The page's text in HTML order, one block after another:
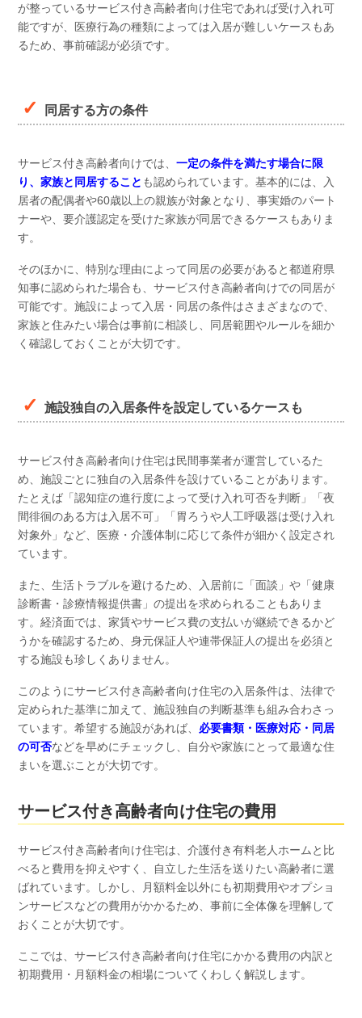
が整っているサービス付き高齢者向け住宅であれば受け入れ可
能ですが、医療行為の種類によっては入居が難しいケースもあ
るため、事前確認が必須です。
同居する方の条件
サービス付き高齢者向けでは、 一定の条件を満たす場合に限
り、家族と同居すること も認められています。基本的には、入
居者の配偶者や60歳以上の親族が対象となり、事実婚のパート
ナーや、要介護認定を受けた家族が同居できるケースもありま
す。
そのほかに、特別な理由によって同居の必要があると都道府県
知事に認められた場合も、サービス付き高齢者向けでの同居が
可能です。施設によって入居・同居の条件はさまざまなので、
家族と住みたい場合は事前に相談し、同居範囲やルールを細か
く確認しておくことが大切です。
施設独自の入居条件を設定しているケースも
サービス付き高齢者向け住宅は民間事業者が運営しているた
め、施設ごとに独自の入居条件を設けていることがあります。
たとえば「認知症の進行度によって受け入れ可否を判断」「夜
間徘徊のある方は入居不可」「胃ろうや人工呼吸器は受け入れ
対象外」など、医療・介護体制に応じて条件が細かく設定され
ています。
また、生活トラブルを避けるため、入居前に「面談」や「健康
診断書・診療情報提供書」の提出を求められることもありま
す。経済面では、家賃やサービス費の支払いが継続できるかど
うかを確認するため、身元保証人や連帯保証人の提出を必須と
する施設も珍しくありません。
このようにサービス付き高齢者向け住宅の入居条件は、法律で
定められた基準に加えて、施設独自の判断基準も組み合わさっ
ています。希望する施設があれば、 必要書類・医療対応・同居
の可否などを早めにチェックし、自分や家族にとって最適な住
まいを選ぶことが大切です。
サービス付き高齢者向け住宅の費用
サービス付き高齢者向け住宅は、介護付き有料老人ホームと比
べると費用を抑えやすく、自立した生活を送りたい高齢者に選
ばれています。しかし、月額料金以外にも初期費用やオプショ
ンサービスなどの費用がかかるため、事前に全体像を理解して
おくことが大切です。
ここでは、サービス付き高齢者向け住宅にかかる費用の内訳と
初期費用・月額料金の相場についてくわしく解説します。